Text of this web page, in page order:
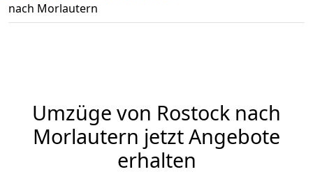
nach Morlautern
Umzüge von Rostock nach
Morlautern jetzt Angebote
erhalten